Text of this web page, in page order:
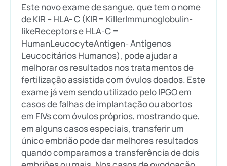
Este novo exame de sangue, que tem o nome
de KIR – HLA- C (KIR= KillerImmunoglobulin-
likeReceptors e HLA-C =
HumanLeucocyteAntigen- Antígenos
Leucocitários Humanos), pode ajudar a
melhorar os resultados nos tratamentos de
fertilização assistida com óvulos doados. Este
exame já vem sendo utilizado pelo IPGO em
casos de falhas de implantação ou abortos
em FIVs com óvulos próprios, mostrando que,
em alguns casos especiais, transferir um
único embrião pode dar melhores resultados
quando comparamos a transferência de dois